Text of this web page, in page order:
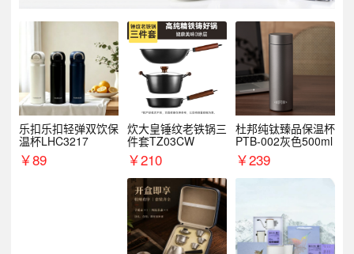
乐扣乐扣轻弹双饮保
温杯LHC3217
￥89
炊大皇锤纹老铁锅三
件套TZ03CW
￥210
杜邦纯钛臻品保温杯
PTB-002灰色500ml
￥239